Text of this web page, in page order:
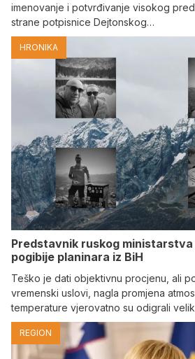
imenovanje i potvrđivanje visokog
strane potpisnice Dejtonskog…
HRONIKA
Predstavnik ruskog
pogibije planinara iz BiH
Teško je dati objektivnu procjenu, ali po
vremenski uslovi, nagla promjena
temperature vjerovatno su odigrali
REGION